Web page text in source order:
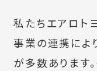
私たちエアロト
事業の連携によ
が多数あります。